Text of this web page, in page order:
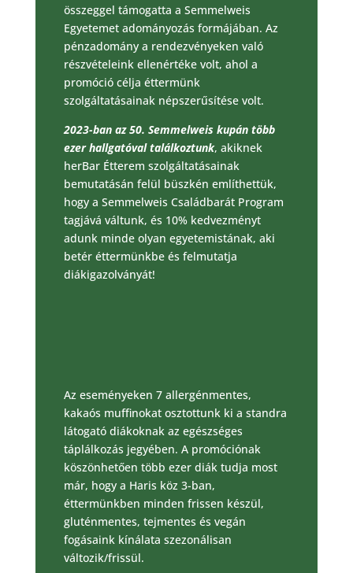
összeggel támogatta a Semmelweis
Egyetemet adományozás formájában. Az
pénzadomány a rendezvényeken való
részvételeink ellenértéke volt, ahol a
promóció célja éttermünk
szolgáltatásainak népszerűsítése volt.
2023-ban az 50. Semmelweis kupán több
ezer hallgatóval találkoztunk, akiknek
herBar Étterem szolgáltatásainak
bemutatásán felül büszkén említhettük,
hogy a Semmelweis Családbarát Program
tagjává váltunk, és 10% kedvezményt
adunk minde olyan egyetemistának, aki
betér éttermünkbe és felmutatja
diákigazolványát!
Az eseményeken 7 allergénmentes,
kakaós muffinokat osztottunk ki a standra
látogató diákoknak az egészséges
táplálkozás jegyében. A promóciónak
köszönhetően több ezer diák tudja most
már, hogy a Haris köz 3-ban,
éttermünkben minden frissen készül,
gluténmentes, tejmentes és vegán
fogásaink kínálata szezonálisan
változik/frissül.